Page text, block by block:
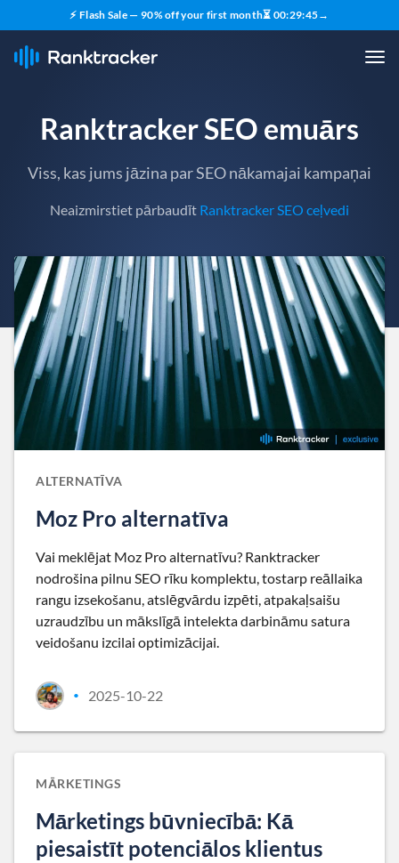
⚡ Flash Sale — 90% off your first month⏳ 00:29:43→
Ranktracker SEO emuārs
Viss, kas jums jāzina par SEO nākamajai kampaņai
Neaizmirstiet pārbaudīt Ranktracker SEO ceļvedi
ALTERNATĪVA
Moz Pro alternatīva
Vai meklējat Moz Pro alternatīvu? Ranktracker
nodrošina pilnu SEO rīku komplektu, tostarp reāllaika
rangu izsekošanu, atslēgvārdu izpēti, atpakaļsaišu
uzraudzību un mākslīgā intelekta darbināmu satura
veidošanu izcilai optimizācijai.
• 2025-10-22
MĀRKETINGS
Mārketings būvniecībā: Kā
piesaistīt potenciālos klientus